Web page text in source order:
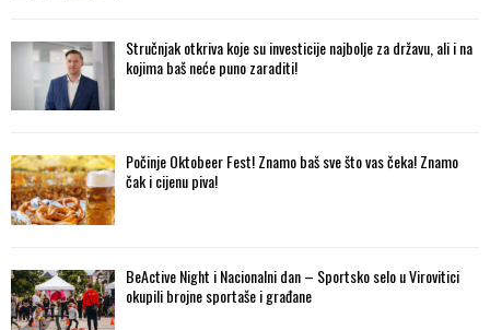
Stručnjak otkriva koje su investicije najbolje za državu, ali i na
kojima baš neće puno zaraditi!
Počinje Oktobeer Fest! Znamo baš sve što vas čeka! Znamo
čak i cijenu piva!
BeActive Night i Nacionalni dan – Sportsko selo u Virovitici
okupili brojne sportaše i građane